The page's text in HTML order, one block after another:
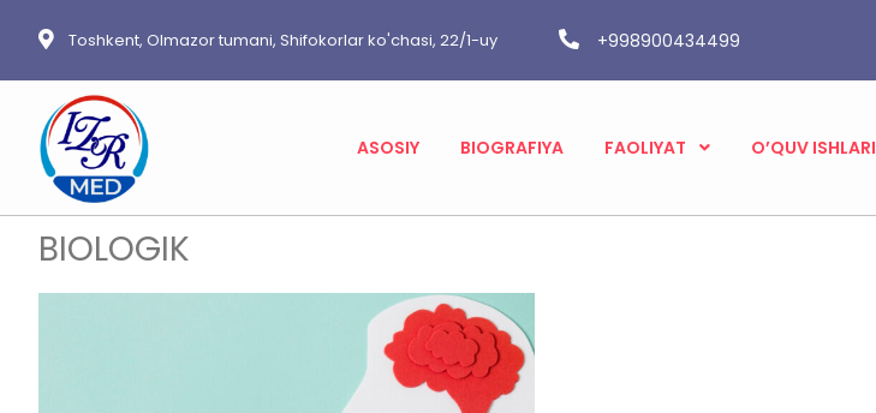
Toshkent, Olmazor tumani, Shifokorlar ko'chasi, 22/1-uy +998900434499
ASOSIY BIOGRAFIYA FAOLIYAT O’QUV ISHLARI
BIOLOGIK